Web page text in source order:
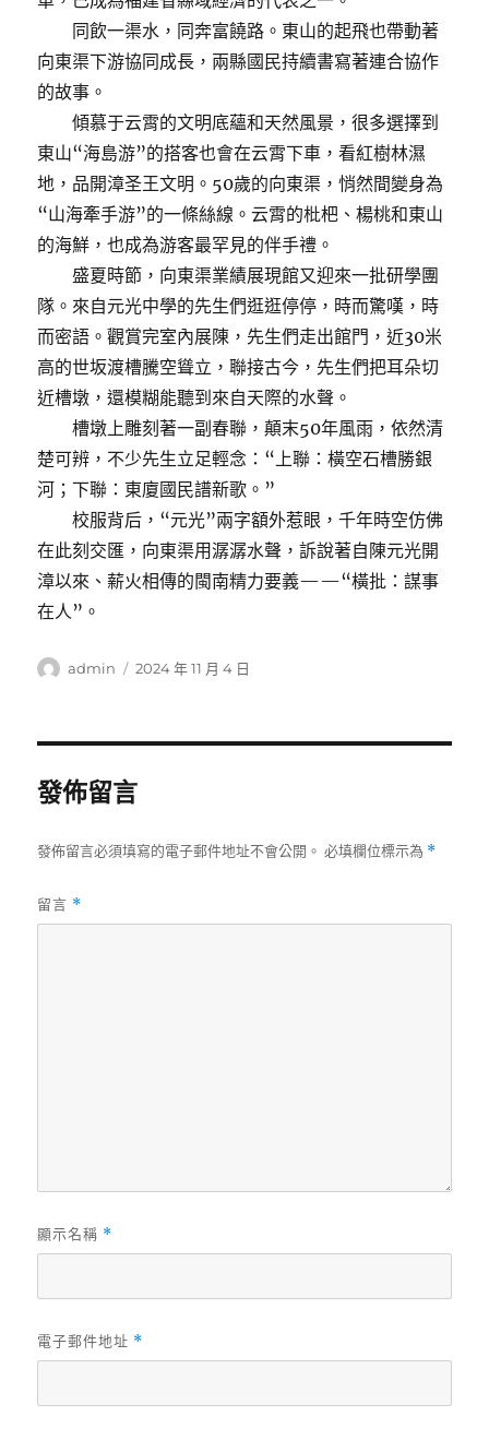
同飲一渠水，同奔富饒路。東山的起飛也帶動著
向東渠下游協同成長，兩縣國民持續書寫著連合協作
的故事。
傾慕于云霄的文明底蘊和天然風景，很多選擇到
東山“海島游”的搭客也會在云霄下車，看紅樹林濕
地，品開漳圣王文明。50歲的向東渠，悄然間變身為
“山海牽手游”的一條絲線。云霄的枇杷、楊桃和東山
的海鮮，也成為游客最罕見的伴手禮。
盛夏時節，向東渠業績展現館又迎來一批研學團
隊。來自元光中學的先生們逛逛停停，時而驚嘆，時
而密語。觀賞完室內展陳，先生們走出館門，近30米
高的世坂渡槽騰空聳立，聯接古今，先生們把耳朵切
近槽墩，還模糊能聽到來自天際的水聲。
槽墩上雕刻著一副春聯，顛末50年風雨，依然清
楚可辨，不少先生立足輕念：“上聯：橫空石槽勝銀
河；下聯：東廈國民譜新歌。”
校服背后，“元光”兩字額外惹眼，千年時空仿佛
在此刻交匯，向東渠用潺潺水聲，訴說著自陳元光開
漳以來、薪火相傳的閩南精力要義——“橫批：謀事
在人”。
作
admin
發
2024 年 11 月 4 日
發佈留言
發佈留言必須填寫的電子郵件地址不會公開。 必填欄位標示為 *
留言 *
顯示名稱 *
電子郵件地址 *